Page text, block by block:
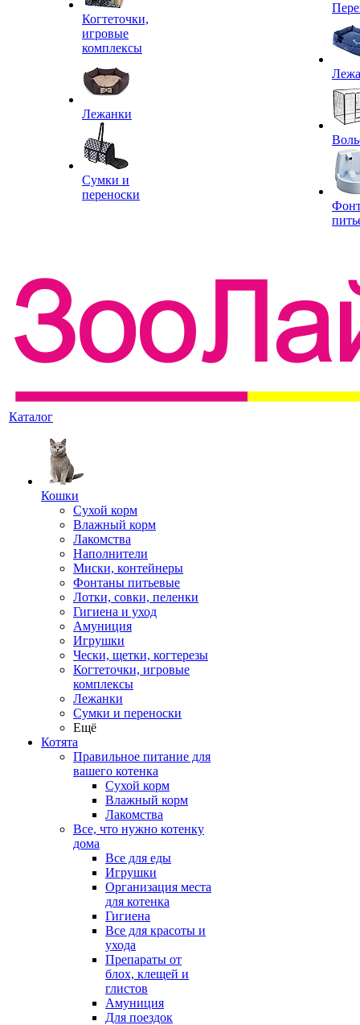
Когтеточки,
игровые
комплексы
Лежанки
Сумки и
переноски
Каталог
Кошки
Сухой корм
Влажный корм
Лакомства
Наполнители
Миски, контейнеры
Фонтаны питьевые
Лотки, совки, пеленки
Гигиена и уход
Амуниция
Игрушки
Чески, щетки, когтерезы
Когтеточки, игровые
комплексы
Лежанки
Сумки и переноски
Ещё
Котята
Правильное питание для
вашего котенка
Сухой корм
Влажный корм
Лакомства
Все, что нужно котенку
дома
Все для еды
Игрушки
Организация места
для котенка
Гигиена
Все для красоты и
ухода
Препараты от
блох, клещей и
глистов
Амуниция
Для поездок